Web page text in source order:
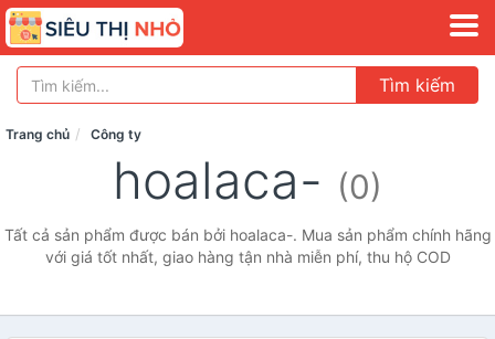
Tìm kiếm
Trang chủ Công ty
hoalaca- (0)
Tất cả sản phẩm được bán bởi hoalaca-. Mua sản phẩm chính hãng
với giá tốt nhất, giao hàng tận nhà miễn phí, thu hộ COD